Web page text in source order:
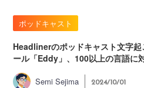
ポッドキャスト
Headlinerのポッドキャスト文字起
ール「Eddy」、100以上の言語に
Semi Sejima 2024/10/01